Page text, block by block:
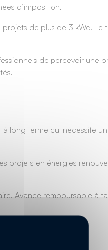
d’imposition.
de plus de 3 kWc. Le
de percevoir une
long terme qui nécessite un
projets en énergies
Avance remboursable à
financière.